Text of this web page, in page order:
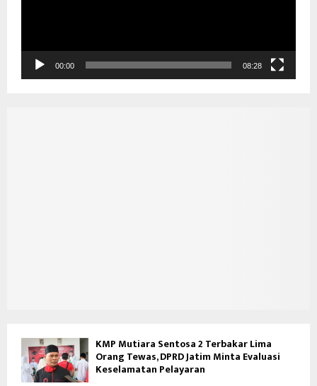
i
e
00:00 08:28
KMP Mutiara Sentosa 2 Terbakar Lima
Orang Tewas, DPRD Jatim Minta Evaluasi
Keselamatan Pelayaran